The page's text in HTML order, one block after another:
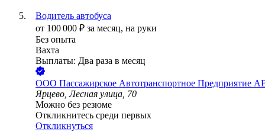
Водитель автобуса
от 100 000 ₽ за месяц, на руки
Без опыта
Вахта
Выплаты: Два раза в месяц
ООО Пассажирское Автотранспортное
Ярцево, Лесная улица, 70
Можно без резюме
Откликнитесь среди первых
Откликнуться